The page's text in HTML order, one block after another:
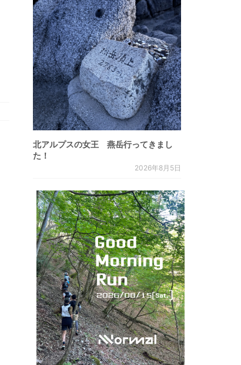
北アルプスの女王 燕岳行ってきまし
た！
2026年8月5日